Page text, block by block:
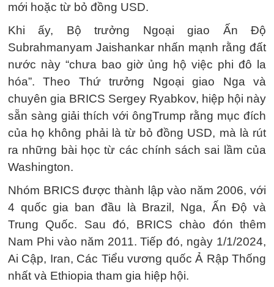
mới hoặc từ bỏ đồng USD.
Khi ấy, Bộ trưởng Ngoại giao Ấn Độ
Subrahmanyam Jaishankar nhấn mạnh rằng đất
nước này “chưa bao giờ ủng hộ việc phi đô la
hóa”. Theo Thứ trưởng Ngoại giao Nga và
chuyên gia BRICS Sergey Ryabkov, hiệp hội này
sẵn sàng giải thích với ôngTrump rằng mục đích
của họ không phải là từ bỏ đồng USD, mà là rút
ra những bài học từ các chính sách sai lầm của
Washington.
Nhóm BRICS được thành lập vào năm 2006, với
4 quốc gia ban đầu là Brazil, Nga, Ấn Độ và
Trung Quốc. Sau đó, BRICS chào đón thêm
Nam Phi vào năm 2011. Tiếp đó, ngày 1/1/2024,
Ai Cập, Iran, Các Tiểu vương quốc Ả Rập Thống
nhất và Ethiopia tham gia hiệp hội.